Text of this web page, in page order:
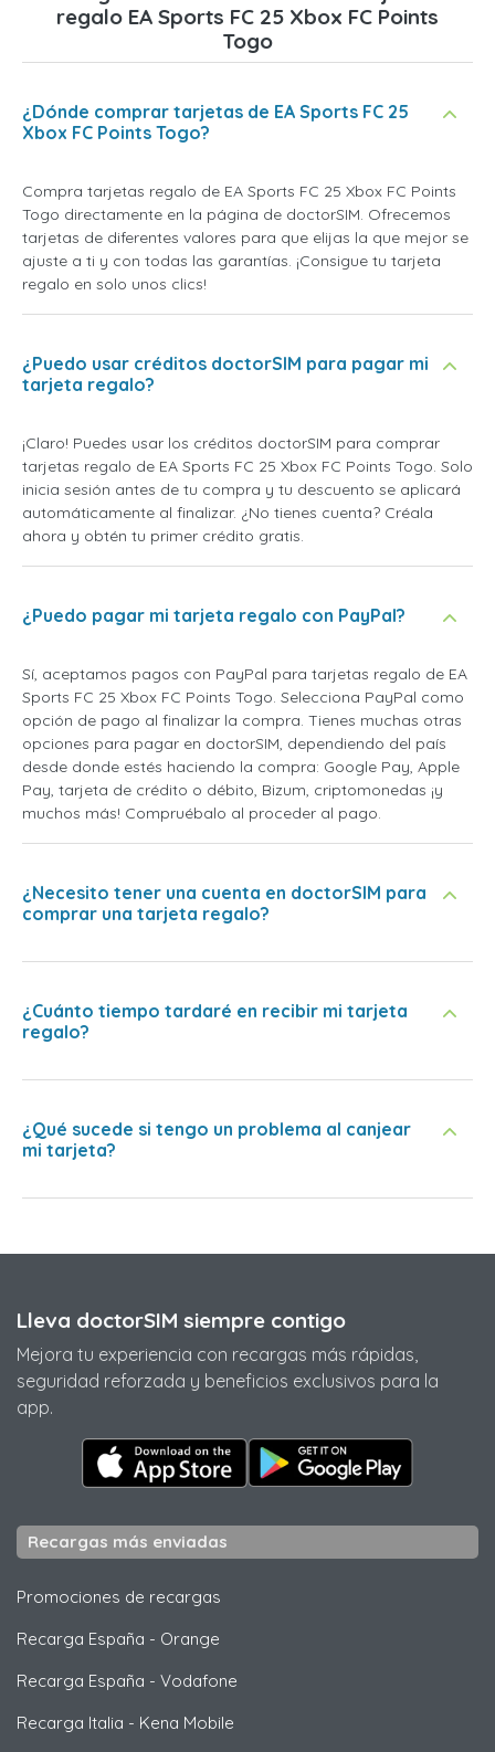
regalo EA Sports FC 25 Xbox FC Points
Togo
¿Dónde comprar tarjetas de EA Sports FC 25
Xbox FC Points Togo?
Compra tarjetas regalo de EA Sports FC 25 Xbox FC Points
Togo directamente en la página de doctorSIM. Ofrecemos
tarjetas de diferentes valores para que elijas la que mejor se
ajuste a ti y con todas las garantías. ¡Consigue tu tarjeta
regalo en solo unos clics!
¿Puedo usar créditos doctorSIM para pagar mi
tarjeta regalo?
¡Claro! Puedes usar los créditos doctorSIM para comprar
tarjetas regalo de EA Sports FC 25 Xbox FC Points Togo. Solo
inicia sesión antes de tu compra y tu descuento se aplicará
automáticamente al finalizar. ¿No tienes cuenta? Créala
ahora y obtén tu primer crédito gratis.
¿Puedo pagar mi tarjeta regalo con PayPal?
Sí, aceptamos pagos con PayPal para tarjetas regalo de EA
Sports FC 25 Xbox FC Points Togo. Selecciona PayPal como
opción de pago al finalizar la compra. Tienes muchas otras
opciones para pagar en doctorSIM, dependiendo del país
desde donde estés haciendo la compra: Google Pay, Apple
Pay, tarjeta de crédito o débito, Bizum, criptomonedas ¡y
muchos más! Compruébalo al proceder al pago.
¿Necesito tener una cuenta en doctorSIM para
comprar una tarjeta regalo?
¿Cuánto tiempo tardaré en recibir mi tarjeta
regalo?
¿Qué sucede si tengo un problema al canjear
mi tarjeta?
Lleva doctorSIM siempre contigo
Mejora tu experiencia con recargas más rápidas,
seguridad reforzada y beneficios exclusivos para la
app.
Recargas más enviadas
Promociones de recargas
Recarga España - Orange
Recarga España - Vodafone
Recarga Italia - Kena Mobile